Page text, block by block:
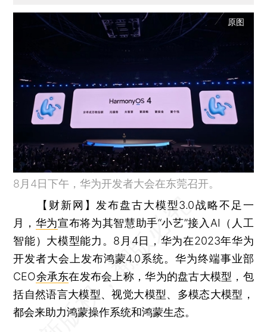
原图
8月4日下午，华为开发者大会在东莞召开。
【财新网】 发布盘古大模型3.0战略不足一
月， 华为宣布将为其智慧助手“小艺”接入AI（人工
智能）大模型能力。8月4日，华为在2023年华为
开发者大会上发布鸿蒙4.0系统。华为终端事业部
CEO余承东在发布会上称，华为的盘古大模型，包
括自然语言大模型、视觉大模型、多模态大模型，
都会来助力鸿蒙操作系统和鸿蒙生态。